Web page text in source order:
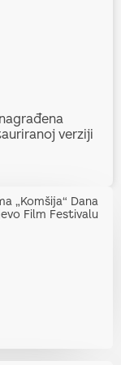
verziji
„Komšija“ Dana
Film Festivalu